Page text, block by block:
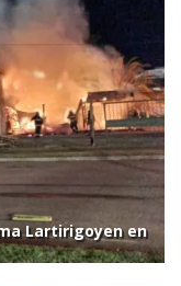
Lartirigoyen en